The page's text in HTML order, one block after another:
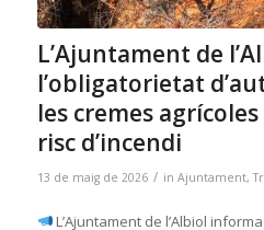
L’Ajuntament de
l’obligatorietat
les cremes
risc d’incendi
13 de maig de 2026 / in Ajuntament,
L’Ajuntament de l’Albiol